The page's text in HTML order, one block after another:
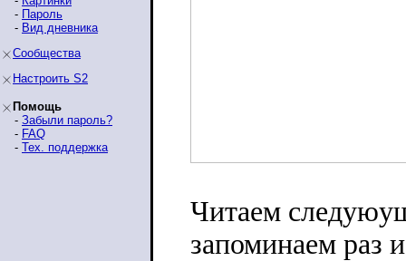
- Пароль
- Вид дневника
Сообщества
Настроить S2
Помощь
- Забыли пароль?
- FAQ
- Тех. поддержка
Читаем
запоминаем раз